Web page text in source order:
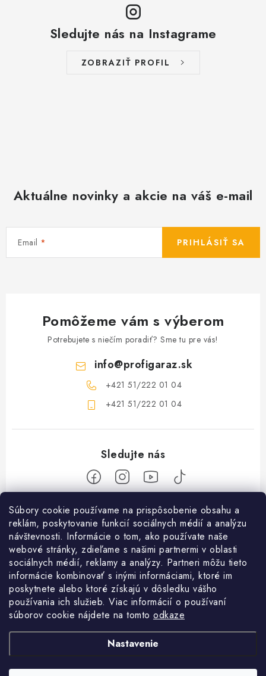
Súbory cookie používame na prispôsobenie obsahu a
reklám, poskytovanie funkcií sociálnych médií a analýzu
návštevnosti. Informácie o tom, ako používate naše
webové stránky, zdieľame s našimi partnermi v oblasti
sociálnych médií, reklamy a analýzy. Partneri môžu tieto
informácie kombinovať s inými informáciami, ktoré im
poskytnete alebo ktoré získajú v dôsledku vášho
používania ich služieb. Viac informácií o používaní
súborov cookie nájdete na tomto odkaze
Nastavenie
Sledujte nás na Instagrame
ZOBRAZIŤ PROFIL
Aktuálne novinky a akcie na váš e-mail
Email PRIHLÁSIŤ SA
Pomôžeme vám s výberom
Potrebujete s niečím poradiť? Sme tu pre vás!
info@profigaraz.sk
+421 51/222 01 04
+421 51/222 01 04
Nakupovanie
Ako nakupovať
Obchodné podmienky
Doprava a platba
Ochrana osobných údajov
Licenčné zmluvy k fotografiám
Objednávky
Použitie Darčekovej poukážky
REKLAMÁCIA / VRÁTENIE TOVARU
O nás
SHOWROOM Prešov
Kontakty
Služby
Velkoobchod